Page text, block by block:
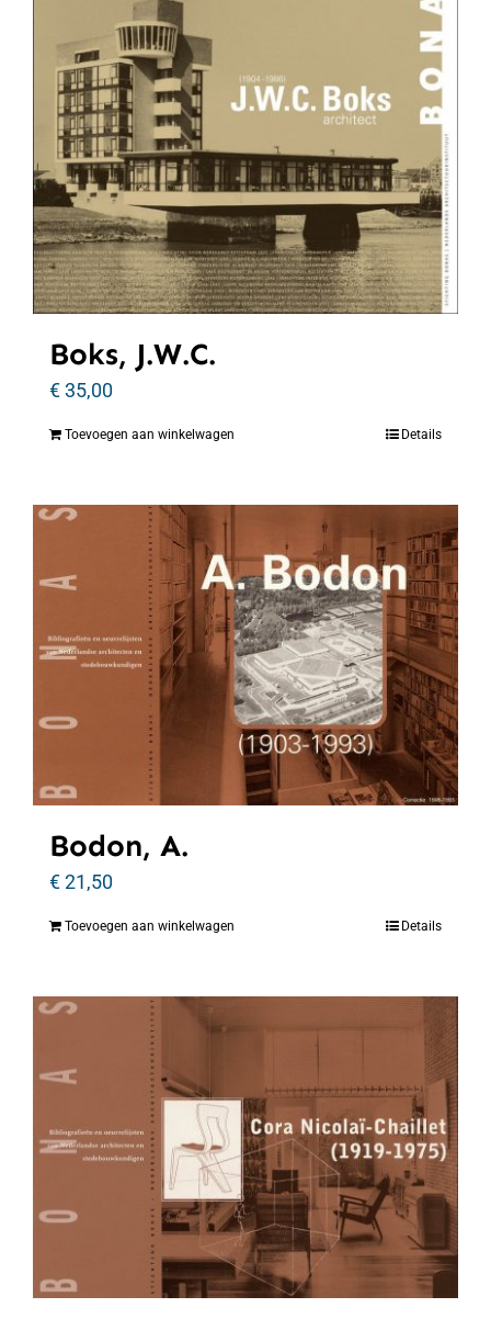
Boks, J.W.C.
€35,00
Toevoegen aan winkelwagen Details
Bodon, A.
€21,50
Toevoegen aan winkelwagen Details